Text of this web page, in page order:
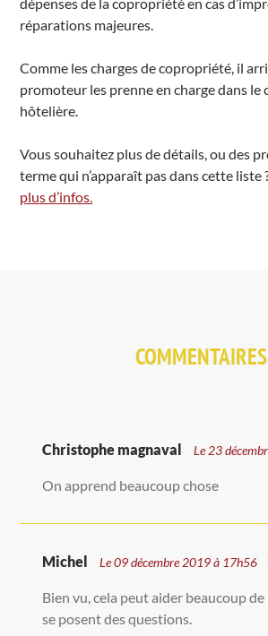
réparations majeures.
Comme les charges de copropriété, il
promoteur les prenne en charge dans le
hôtelière.
Vous souhaitez plus de détails, ou des
terme qui n’apparaît pas dans cette liste
plus d’infos.
COMMENTAIRES
Christophe magnaval Le 23
On apprend beaucoup chose
Michel Le 09 décembre 2019 à 17h56
Bien vu, cela peut aider beaucoup
se posent des questions.